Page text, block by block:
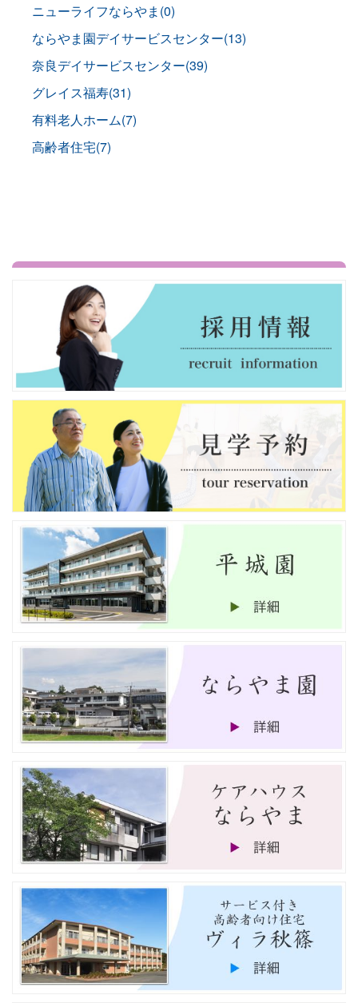
ニューライフならやま(0)
ならやま園デイサービスセンター(13)
奈良デイサービスセンター(39)
グレイス福寿(31)
有料老人ホーム(7)
高齢者住宅(7)